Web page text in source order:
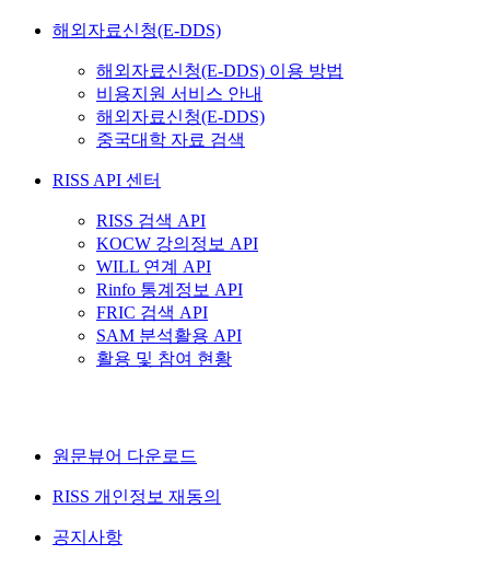
해외자료신청(E-DDS)
해외자료신청(E-DDS) 이용 방법
비용지원 서비스 안내
해외자료신청(E-DDS)
중국대학 자료 검색
RISS API 센터
RISS 검색 API
KOCW 강의정보 API
WILL 연계 API
Rinfo 통계정보 API
FRIC 검색 API
SAM 분석활용 API
활용 및 참여 현황
원문뷰어 다운로드
RISS 개인정보 재동의
공지사항